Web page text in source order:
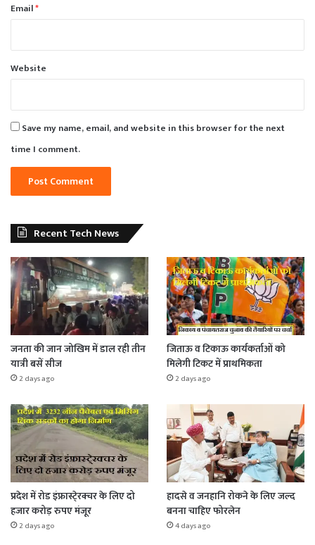
Email*
Website
Save my name, email, and website in this browser for the next
time I comment.
Recent Tech News
जनता की जान जोखिम में डाल रही तीन
यात्री बसें सीज
2 days ago
जिताऊ व टिकाऊ कार्यकर्ताओं को
मिलेगी टिकट में प्राथमिकता
2 days ago
प्रदेश में रोड इंफ्रास्टे्रक्चर के लिए दो
हजार करोड़ रुपए मंजूर
2 days ago
हादसे व जनहानि रोकने के लिए जल्द
बनना चाहिए फोरलेन
4 days ago